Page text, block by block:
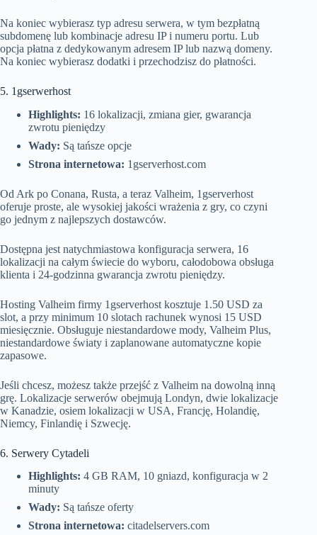
Na koniec wybierasz typ adresu serwera, w tym bezpłatną
subdomenę lub kombinacje adresu IP i numeru portu. Lub
opcja płatna z dedykowanym adresem IP lub nazwą domeny.
Na koniec wybierasz dodatki i przechodzisz do płatności.
5. 1gserwerhost
Highlights: 16 lokalizacji, zmiana gier, gwarancja
zwrotu pieniędzy
Wady: Są tańsze opcje
Strona internetowa: 1gserverhost.com
Od Ark po Conana, Rusta, a teraz Valheim, 1gserverhost
oferuje proste, ale wysokiej jakości wrażenia z gry, co czyni
go jednym z najlepszych dostawców.
Dostępna jest natychmiastowa konfiguracja serwera, 16
lokalizacji na całym świecie do wyboru, całodobowa obsługa
klienta i 24-godzinna gwarancja zwrotu pieniędzy.
Hosting Valheim firmy 1gserverhost kosztuje 1.50 USD za
slot, a przy minimum 10 slotach rachunek wynosi 15 USD
miesięcznie. Obsługuje niestandardowe mody, Valheim Plus,
niestandardowe światy i zaplanowane automatyczne kopie
zapasowe.
Jeśli chcesz, możesz także przejść z Valheim na dowolną inną
grę. Lokalizacje serwerów obejmują Londyn, dwie lokalizacje
w Kanadzie, osiem lokalizacji w USA, Francję, Holandię,
Niemcy, Finlandię i Szwecję.
6. Serwery Cytadeli
Highlights: 4 GB RAM, 10 gniazd, konfiguracja w 2
minuty
Wady: Są tańsze oferty
Strona internetowa: citadelservers.com